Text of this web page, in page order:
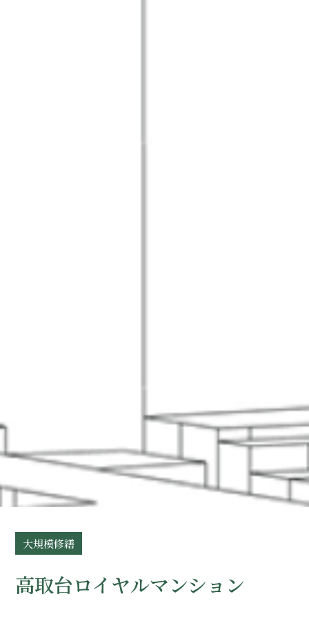
大規模修繕
高取台ロイヤルマンション